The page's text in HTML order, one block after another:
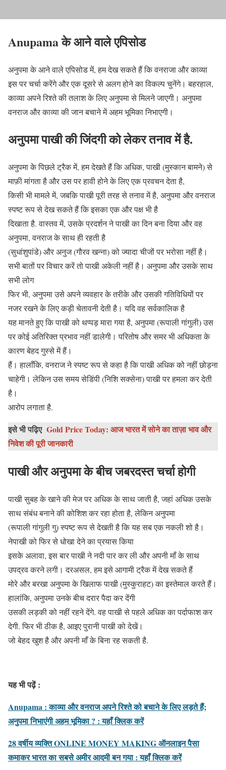
Anupamaके आने वाले एपिसोड
अनुपमा के आने वाले एपिसोड में, हम देख सकते हैं कि वनराजा और काव्या
इस पर चर्चा करेंगे और एक दूसरे से अलग होने का विकल्प चुनेंगे। बहरहाल,
काव्या अपने रिश्ते की तलाश के लिए अनुपमा से मिलने जाएगी। अनुपमा
वनराज और काव्या की जान बचाने में अहम भूमिका निभाएगी।
अनुपमा पाखी की जिंदगी को लेकर तनाव में है.
अनुपमा के पिछले ट्रैक में, हम देखते हैं कि अधिक, पाखी (मुस्कान बामने) से
माफ़ी मांगता है और उस पर हावी होने के लिए एक प्रवचन देता है,
किसी भी मामले में, जबकि पाखी पूरी तरह से तनाव में है, अनुपमा और वनराज
स्पष्ट रूप से देख सकते हैं कि इसका एक और पक्ष भी है
दिखाता है. वास्तव में, उसके प्रदर्शन ने पाखी का दिन बना दिया और वह
अनुपमा, वनराज के साथ ही रहती है
(सुधांशुपांडे) और अनुज (गौरव खन्ना) को ज्यादा चीजों पर भरोसा नहीं है।
सभी बातों पर विचार करें तो पाखी अकेली नहीं है। अनुपमा और उसके साथ
सभी लोग
फिर भी, अनुपमा उसे अपने व्यवहार के तरीके और उसकी गतिविधियों पर
नजर रखने के लिए कड़ी चेतावनी देती है। यदि वह सर्वकालिक है
यह मानते हुए कि पाखी को थप्पड़ मारा गया है, अनुपमा (रूपाली गांगुली) उस
पर कोई अतिरिक्त प्रभाव नहीं डालेगी। परितोष और समर भी अधिकता के
कारण बेहद गुस्से में हैं।
हैं। हालाँकि, वनराज ने स्पष्ट रूप से कहा है कि पाखी अधिक को नहीं छोड़ना
चाहेगी। लेकिन उस समय सेडिंपी (निशि सक्सेना) पाखी पर हमला कर देती
है।
आरोप लगाता है.
इसे भी पढ़िए Gold Price Today: आज भारत में सोने का ताज़ा भाव और
निवेश की पूरी जानकारी
पाखी और अनुपमा के बीच जबरदस्त चर्चा होगी
पाखी सुबह के खाने की मेज पर अधिक के साथ जाती है, जहां अधिक उसके
साथ संबंध बनाने की कोशिश कर रहा होता है, लेकिन अनुपमा
(रूपाली गांगुली गु) स्पष्ट रूप से देखती है कि यह सब एक नकली शो है।
नेपाखी को फिर से धोखा देने का प्रयास किया
इसके अलावा, इस बार पाखी ने नदी पार कर ली और अपनी माँ के साथ
उपद्रव करने लगी। दरअसल, हम इसे आगामी ट्रैक में देख सकते हैं
मोरे और बरखा अनुपमा के खिलाफ पाखी (मुस्कुराहट) का इस्तेमाल करते हैं।
हालांकि, अनुपमा उनके बीच दरार पैदा कर देंगी
उसकी लड़की को नहीं रहने देंगे. वह पाखी से पहले अधिक का पर्दाफाश कर
देगी. फिर भी ठीक है, आइए पुरानी पाखी को देखें।
जो बेहद खुश है और अपनी माँ के बिना रह सकती है.
यह भी पढ़ें :
Anupama : काव्या और वनराज अपने रिश्ते को बचाने के लिए लड़ते हैं;
अनुपमा निभाएंगी अहम भूमिका ? : यहाँ क्लिक करें
28 वर्षीय व्यक्ति ONLINE MONEY MAKING ऑनलाइन पैसा
कमाकर भारत का सबसे अमीर आदमी बन गया : यहाँ क्लिक करें